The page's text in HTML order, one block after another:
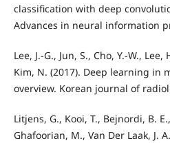
classification with deep
Advances in neural information
Lee, J.-G., Jun, S., Cho, Y.-W.,
Kim, N. (2017). Deep learning in
overview. Korean journal of
Litjens, G., Kooi, T., Bejnordi, B.
Ghafoorian, M., Van Der Laak, J.